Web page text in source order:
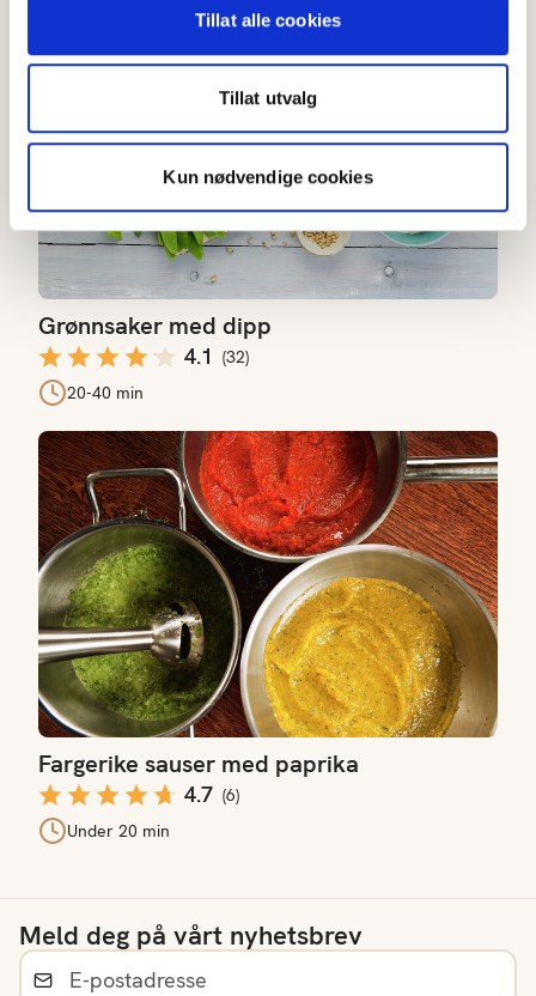
Tillat alle cookies
Tillat utvalg
Kun nødvendige cookies
Grønnsaker med dipp
4.1 (32)
20-40 min
Fargerike sauser med paprika
4.7 (6)
Under 20 min
Fargerike sauser med paprika
Meld deg på vårt nyhetsbrev